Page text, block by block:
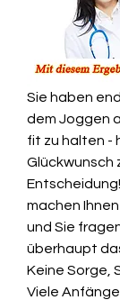
Sie haben
dem Joggen
fit zu halten -
Glückwunsch
machen
und Sie
überhaupt
Keine Sorge,
Viele